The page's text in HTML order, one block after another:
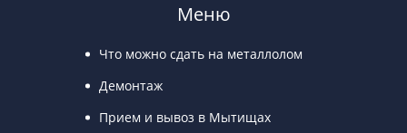
Меню
Что можно сдать на металлолом
Демонтаж
Прием и вывоз в Мытищах